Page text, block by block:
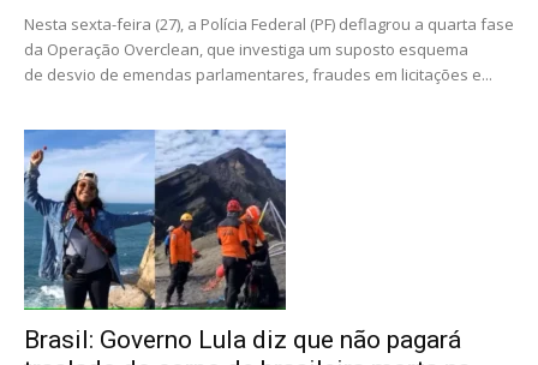
Nesta sexta-feira (27), a Polícia Federal (PF) deflagrou a quarta fase
da Operação Overclean, que investiga um suposto esquema
de desvio de emendas parlamentares, fraudes em licitações e...
Brasil: Governo Lula diz que não pagará